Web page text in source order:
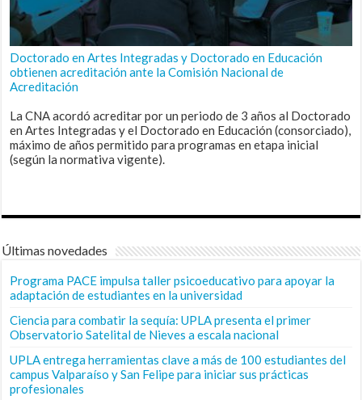
Doctorado en Artes Integradas y Doctorado en Educación
obtienen acreditación ante la Comisión Nacional de
Acreditación
La CNA acordó acreditar por un periodo de 3 años al Doctorado
en Artes Integradas y el Doctorado en Educación (consorciado),
máximo de años permitido para programas en etapa inicial
(según la normativa vigente).
Últimas novedades
Programa PACE impulsa taller psicoeducativo para apoyar la
adaptación de estudiantes en la universidad
Ciencia para combatir la sequía: UPLA presenta el primer
Observatorio Satelital de Nieves a escala nacional
UPLA entrega herramientas clave a más de 100 estudiantes del
campus Valparaíso y San Felipe para iniciar sus prácticas
profesionales